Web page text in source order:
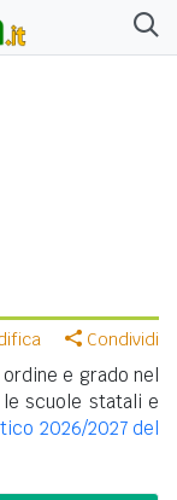
Condividi
e grado nel
scuole statali e
2026/2027 del